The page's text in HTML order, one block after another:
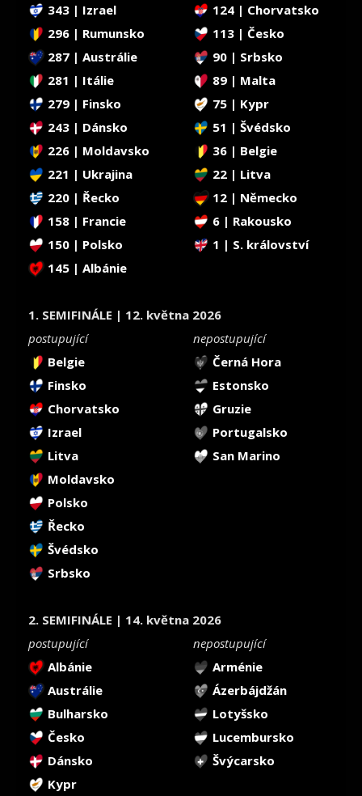
343 | Izrael
124 | Chorvatsko
296 | Rumunsko
113 | Česko
287 | Austrálie
90 | Srbsko
281 | Itálie
89 | Malta
279 | Finsko
75 | Kypr
243 | Dánsko
51 | Švédsko
226 | Moldavsko
36 | Belgie
221 | Ukrajina
22 | Litva
220 | Řecko
12 | Německo
158 | Francie
6 | Rakousko
150 | Polsko
1 | S. království
145 | Albánie
1. SEMIFINÁLE | 12. května 2026
postupující
nepostupující
Belgie
Černá Hora
Finsko
Estonsko
Chorvatsko
Gruzie
Izrael
Portugalsko
Litva
San Marino
Moldavsko
Polsko
Řecko
Švédsko
Srbsko
2. SEMIFINÁLE | 14. května 2026
postupující
nepostupující
Albánie
Arménie
Austrálie
Ázerbájdžán
Bulharsko
Lotyšsko
Česko
Lucembursko
Dánsko
Švýcarsko
Kypr